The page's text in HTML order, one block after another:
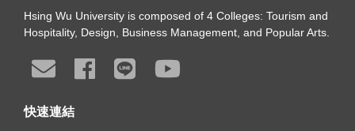
Hsing Wu University is composed of 4 Colleges: Tourism and
Hospitality, Design, Business Management, and Popular Arts.
快速連結